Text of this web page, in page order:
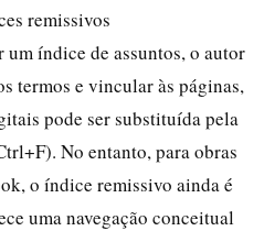
remissivos
índice de assuntos, o autor
termos e vincular às páginas,
pode ser substituída pela
No entanto, para obras
o índice remissivo ainda é
uma navegação conceitual